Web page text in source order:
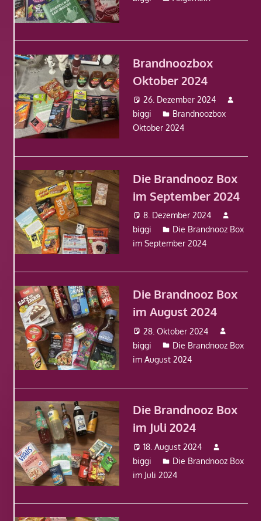
Brandnoozbox
Oktober 2024
26. Dezember 2024
biggi
Brandnoozbox
Oktober 2024
Die Brandnooz Box
im September 2024
8. Dezember 2024
biggi
Die Brandnooz Box
im September 2024
Die Brandnooz Box
im August 2024
28. Oktober 2024
biggi
Die Brandnooz Box
im August 2024
Die Brandnooz Box
im Juli 2024
18. August 2024
biggi
Die Brandnooz Box
im Juli 2024